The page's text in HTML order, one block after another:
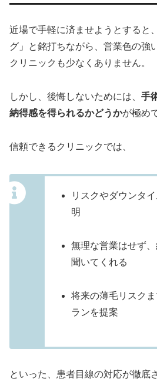
近場で手軽に済ませようとすると
グ」と銘打ちながら、営業色の強
クリニックも少なくありません。
しかし、後悔しないためには、 手
納得感を得られるかどうかが極め
信頼できるクリニックでは、
リスクやダウンタ
明
無理な営業はせず
聞いてくれる
将来の薄毛リスク
ランを提案
といった、患者目線の対応が徹底